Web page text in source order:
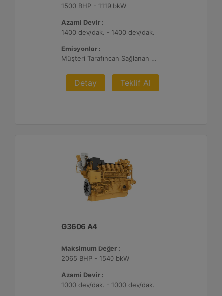
1500 BHP - 1119 bkW
Azami Devir :
1400 dev/dak. - 1400 dev/dak.
Emisyonlar :
Müşteri Tarafından Sağlanan Atık Arıtma ile NSPS Saha Uyumluluğuna Sahiptir, 0,3 g ve 0,5 g/bhp-sa. NOx
Detay Teklif Al
G3606 A4
Maksimum Değer :
2065 BHP - 1540 bkW
Azami Devir :
1000 dev/dak. - 1000 dev/dak.